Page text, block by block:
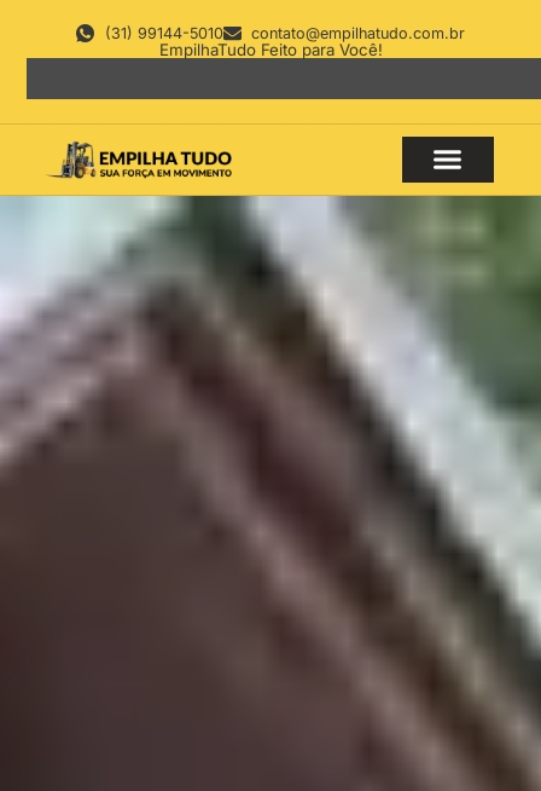
(31) 99144-5010 contato@empilhatudo.com.br
EmpilhaTudo Feito para Você!